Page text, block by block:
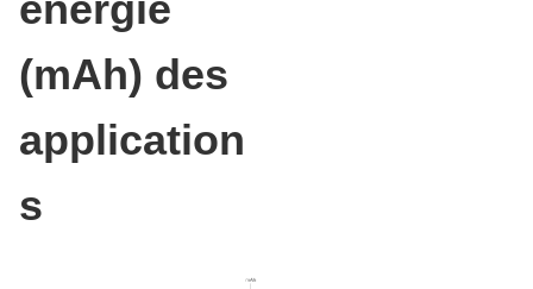
(mAh) des
application
s